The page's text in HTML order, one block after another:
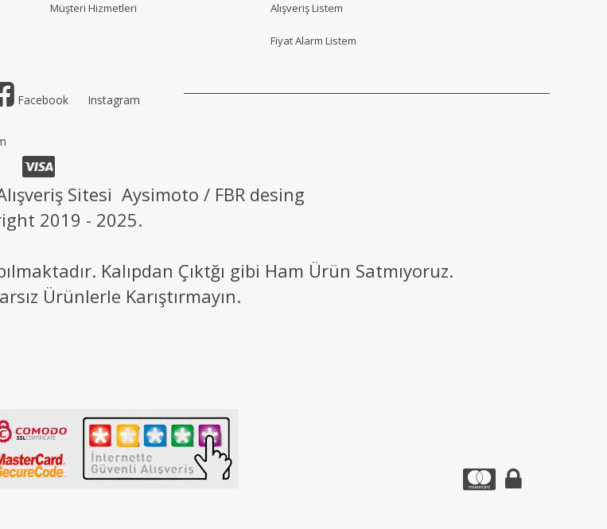
Müşteri Hizmetleri Alışveriş Listem
Fiyat Alarm Listem
Facebook Instagram
Sitesi Aysimoto / FBR desing
2019 - 2025.
Kalıpdan Çıktğı gibi Ham Ürün Satmıyoruz.
Ürünlerle Karıştırmayın.